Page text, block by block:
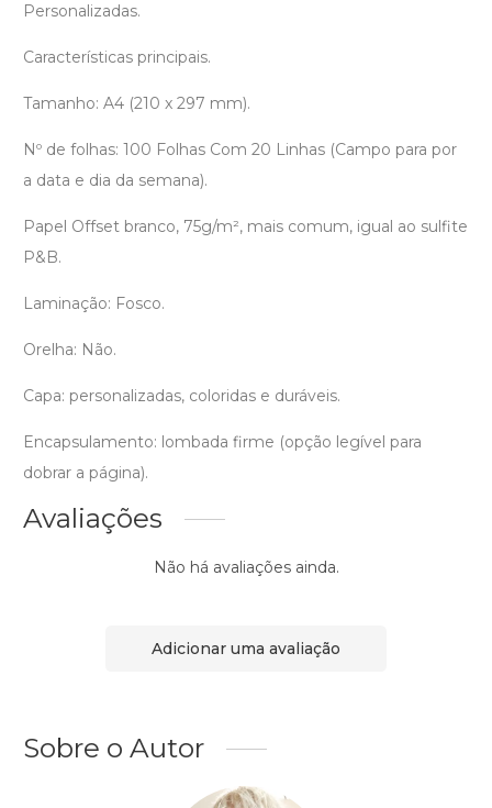
Personalizadas.
Características principais.
Tamanho: A4 (210 x 297 mm).
Nº de folhas: 100 Folhas Com 20 Linhas (Campo para por
a data e dia da semana).
Papel Offset branco, 75g/m², mais comum, igual ao sulfite
P&B.
Laminação: Fosco.
Orelha: Não.
Capa: personalizadas, coloridas e duráveis.
Encapsulamento: lombada firme (opção legível para
dobrar a página).
Avaliações
Não há avaliações ainda.
Adicionar uma avaliação
Sobre o Autor